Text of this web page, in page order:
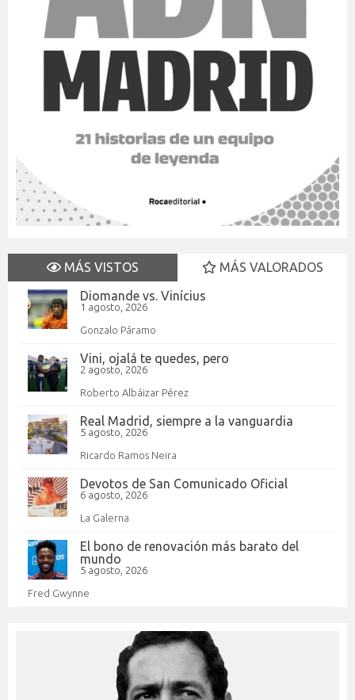
MÁS VISTOS
MÁS VALORADOS
Diomande vs. Vinícius
1 agosto, 2026
Gonzalo Páramo
Vini, ojalá te quedes, pero
2 agosto, 2026
Roberto Albáizar Pérez
Real Madrid, siempre a la vanguardia
5 agosto, 2026
Ricardo Ramos Neira
Devotos de San Comunicado Oficial
6 agosto, 2026
La Galerna
El bono de renovación más barato del
mundo
5 agosto, 2026
Fred Gwynne